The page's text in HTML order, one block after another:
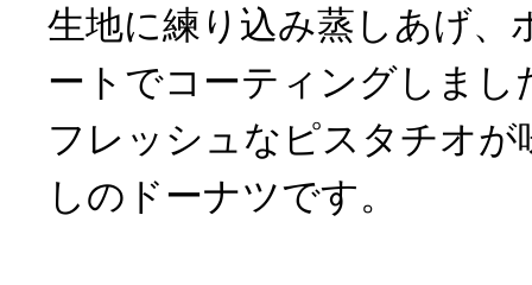
生地に練り込み蒸しあげ、
ートでコーティングしまし
フレッシュなピスタチオが
しのドーナツです。